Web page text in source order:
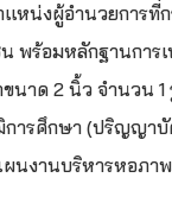
แหน่งผู้อำนวยการ
พร้อมหลักฐานการ
นาด 2 นิ้ว จำนวน 1
ารศึกษา (ปริญญาบั
นงานบริหารหอภา